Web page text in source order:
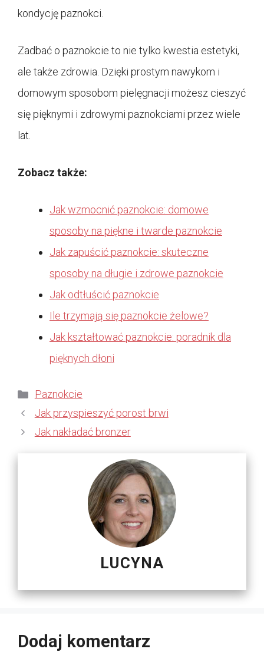
kondycję paznokci.
Zadbać o paznokcie to nie tylko kwestia estetyki,
ale także zdrowia. Dzięki prostym nawykom i
domowym sposobom pielęgnacji możesz cieszyć
się pięknymi i zdrowymi paznokciami przez wiele
lat.
Zobacz także:
Jak wzmocnić paznokcie: domowe
sposoby na piękne i twarde paznokcie
Jak zapuścić paznokcie: skuteczne
sposoby na długie i zdrowe paznokcie
Jak odtłuścić paznokcie
Ile trzymają się paznokcie żelowe?
Jak kształtować paznokcie: poradnik dla
pięknych dłoni
Kategorie
Paznokcie
Jak przyspieszyć porost brwi
Jak nakładać bronzer
LUCYNA
Dodaj komentarz